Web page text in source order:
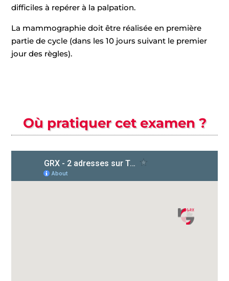
difficiles à repérer à la palpation.
La mammographie doit être réalisée en première
partie de cycle (dans les 10 jours suivant le premier
jour des règles).
Où pratiquer cet examen ?